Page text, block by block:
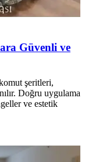
Güvenli ve
şeritleri,
Doğru uygulama
ve estetik